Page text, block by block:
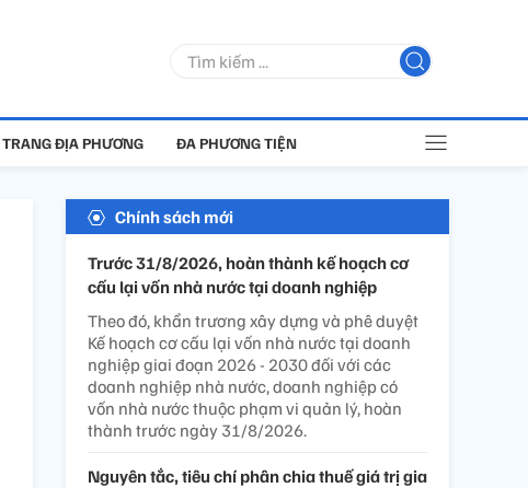
TRANG ĐỊA PHƯƠNG ĐA PHƯƠNG TIỆN
Chính sách mới
Trước 31/8/2026, hoàn thành kế hoạch cơ
cấu lại vốn nhà nước tại doanh nghiệp
Theo đó, khẩn trương xây dựng và phê duyệt
Kế hoạch cơ cấu lại vốn nhà nước tại doanh
nghiệp giai đoạn 2026 - 2030 đối với các
doanh nghiệp nhà nước, doanh nghiệp có
vốn nhà nước thuộc phạm vi quản lý, hoàn
thành trước ngày 31/8/2026.
Nguyên tắc, tiêu chí phân chia thuế giá trị gia